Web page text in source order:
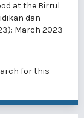
at the Birrul
dan
March 2023
for this